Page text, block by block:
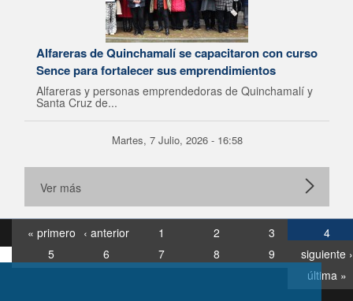
Alfareras de Quinchamalí se capacitaron con curso
Sence para fortalecer sus emprendimientos
Alfareras y personas emprendedoras de Quinchamalí y
Santa Cruz de...
Martes, 7 Julio, 2026 - 16:58
Ver más
« primero ‹ anterior 1 2 3
4
5
6 7 8 9
siguiente ›
última »